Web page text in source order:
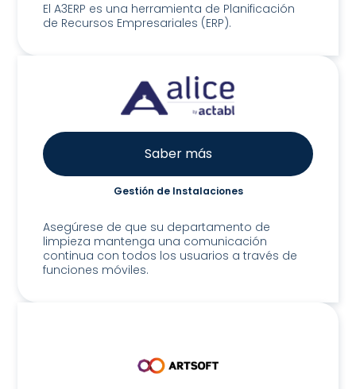
El A3ERP es una herramienta de Planificación
de Recursos Empresariales (ERP).
Saber más
Gestión de Instalaciones
Asegúrese de que su departamento de
limpieza mantenga una comunicación
continua con todos los usuarios a través de
funciones móviles.